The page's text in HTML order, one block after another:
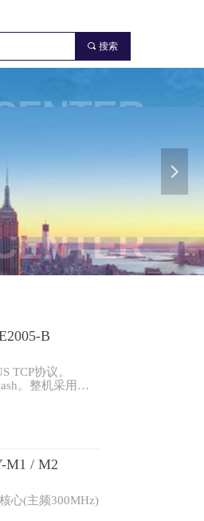
끠 搜索
标杆
标杆
넲
NOTE2005-B
TCP协议。
。整机采用直
M1 / M2
心(主频300MHz)